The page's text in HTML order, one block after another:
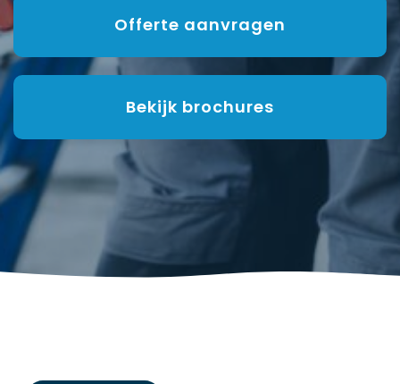
Offerte aanvragen
Bekijk brochures